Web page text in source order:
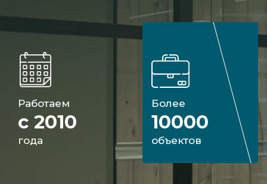
Работаем
с 2010
года
Более
10000
объектов